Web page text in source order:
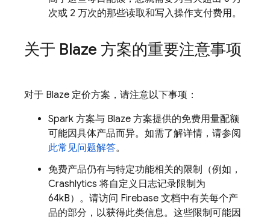
次或 2 万次的那些读取和写入操作支付费用。
关于 Blaze 方案的重要注意事项
对于 Blaze 定价方案，请注意以下事项：
Spark 方案与 Blaze 方案提供的免费用量配额
可能因具体产品而异。如需了解详情，请参阅
此常见问题解答。
免费产品仍有与特定功能相关的限制（例如，
Crashlytics 将自定义日志记录限制为
64kB）。请访问 Firebase 文档中有关每个产
品的部分，以获得此类信息。这些限制可能因